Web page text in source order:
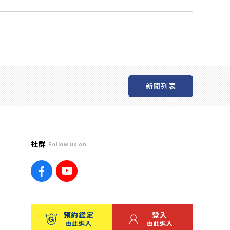
新聞列表
社群 Follow us on
預約鑑定
由此進入
登入
由此進入